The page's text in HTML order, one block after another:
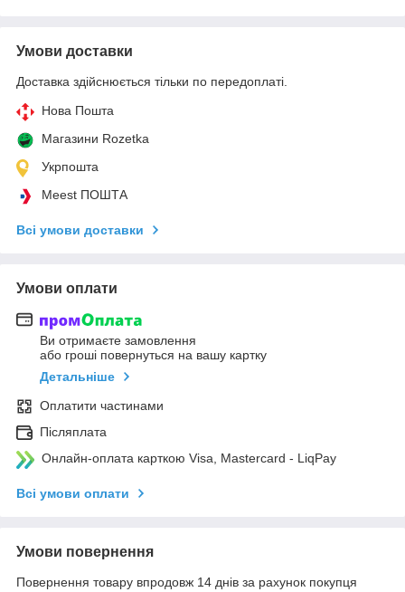
Умови доставки
Доставка здійснюється тільки по передоплаті.
Нова Пошта
Магазини Rozetka
Укрпошта
Meest ПОШТА
Всі умови доставки
Умови оплати
Ви отримаєте замовлення
або гроші повернуться на вашу картку
Детальніше
Оплатити частинами
Післяплата
Онлайн-оплата карткою Visa, Mastercard - LiqPay
Всі умови оплати
Умови повернення
Повернення товару впродовж 14 днів за рахунок покупця